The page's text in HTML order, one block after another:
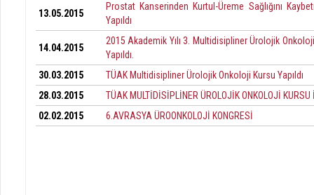
13.05.2015
Prostat Kanserinden Kurtul-Üreme Sağlığını
Yapıldı
14.04.2015
2015 Akademik Yılı 3. Multidisipliner Ürolojik
Yapıldı.
30.03.2015
TÜAK Multidisipliner Ürolojik Onkoloji Kursu Yapıldı
28.03.2015
TÜAK MULTİDİSİPLİNER ÜROLOJİK ONKOLOJİ KURSU
02.02.2015
6.AVRASYA ÜROONKOLOJİ KONGRESİ